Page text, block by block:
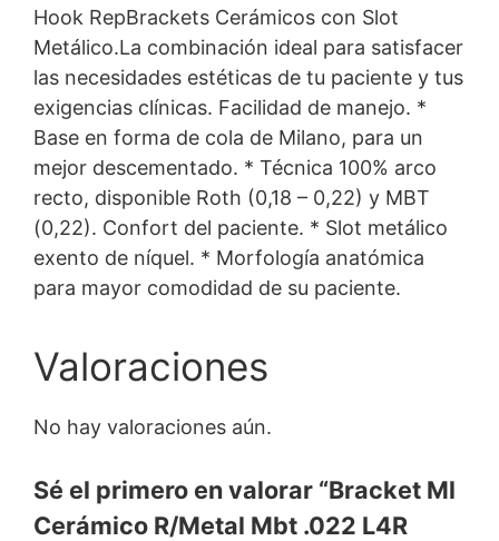
Hook RepBrackets Cerámicos con Slot
Metálico.La combinación ideal para satisfacer
las necesidades estéticas de tu paciente y tus
exigencias clínicas. Facilidad de manejo. *
Base en forma de cola de Milano, para un
mejor descementado. * Técnica 100% arco
recto, disponible Roth (0,18 – 0,22) y MBT
(0,22). Confort del paciente. * Slot metálico
exento de níquel. * Morfología anatómica
para mayor comodidad de su paciente.
Valoraciones
No hay valoraciones aún.
Sé el primero en valorar “Bracket Ml
Cerámico R/Metal Mbt .022 L4R